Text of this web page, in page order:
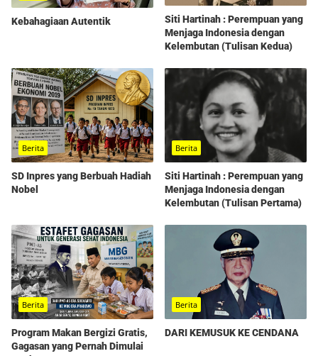
Kebahagiaan Autentik
Siti Hartinah : Perempuan yang
Menjaga Indonesia dengan
Kelembutan (Tulisan Kedua)
Berita
SD Inpres yang Berbuah Hadiah
Nobel
Berita
Siti Hartinah : Perempuan yang
Menjaga Indonesia dengan
Kelembutan (Tulisan Pertama)
Berita
Program Makan Bergizi Gratis,
Gagasan yang Pernah Dimulai
Berita
DARI KEMUSUK KE CENDANA